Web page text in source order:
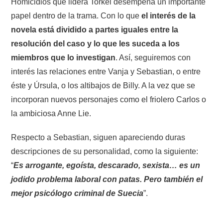
Homicidios que lidera Torkel desempeña un importante
papel dentro de la trama. Con lo queel interés de la
novela está dividido a partes iguales entre la
resolución del caso y lo que les suceda a los
miembros que lo investigan. Así, seguiremos con
interés las relaciones entre Vanja y Sebastian, o entre
éste y Úrsula, o los altibajos de Billy. A la vez que se
incorporan nuevos personajes como el friolero Carlos o
la ambiciosa Anne Lie.
Respecto a Sebastian, siguen apareciendo duras
descripciones de su personalidad, como la siguiente:
“Es arrogante, egoísta, descarado, sexista… es un
jodido problema laboral con patas. Pero también el
mejor psicólogo criminal de Suecia”.